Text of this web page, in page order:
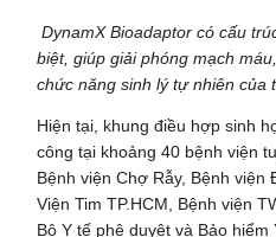
DynamX Bioadaptor có cấu
biệt, giúp giải phóng mạch
chức năng sinh lý tự nhiên của
Hiện tại, khung điều hợp sinh
công tại khoảng 40 bệnh viện
Bệnh viện Chợ Rẫy, Bệnh viện
Viện Tim TP.HCM, Bệnh viện
Bộ Y tế phê duyệt và Bảo hiểm